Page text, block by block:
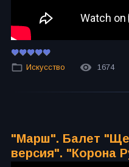
Искусство 1674
"Марш". Балет
версия". "Корона